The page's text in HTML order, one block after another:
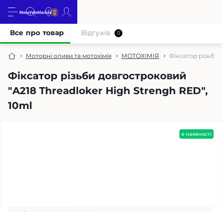
Моторні оливи та мотохімія МОТОХІМІЯ Фіксатор
Фіксатор різьби довгостроковий
"A218 Threadloker High Strengh RED",
10ml
Все про товар Відгуків 0
в наявності